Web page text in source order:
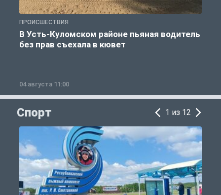
ПРОИСШЕСТВИЯ
В Усть-Куломском районе пьяная водитель
без прав съехала в кювет
04 августа 11:00
Спорт 1 из 12